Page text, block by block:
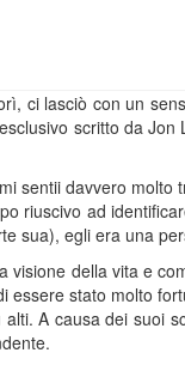
ci lasciò con un
scritto da
sentii davvero
riuscivo ad
sua), egli era una
della vita e
stato molto
A causa dei suoi